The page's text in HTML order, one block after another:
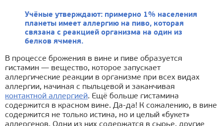
Учёные утверждают: примерно 1% населения
планеты имеет аллергию на пиво, которая
связана с реакцией организма на один из
белков ячменя.
В процессе брожения в вине и пиве образуется
гистамин — вещество, которое запускает
аллергические реакции в организме при всех видах
аллергии, начиная с пыльцевой и заканчивая
контактной аллергией. Ещё больше гистамина
содержится в красном вине. Да-да! К сожалению, в вине
содержится не только истина, но и целый «букет»